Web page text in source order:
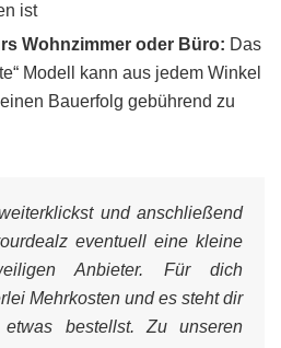
ist
Wohnzimmer oder Büro: Das
Modell kann aus jedem Winkel
Bauerfolg gebührend zu
und anschließend
eventuell eine kleine
Anbieter. Für dich
Mehrkosten und es steht dir
bestellst. Zu unseren